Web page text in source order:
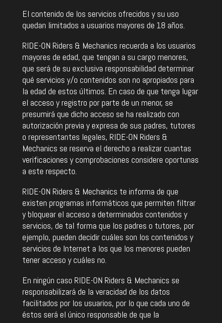
El contenido de los servicios ofrecidos y su uso
quedan limitados a usuarios mayores de 18 años.
RIDE-ON Riders & Mechanics recuerda a los usuarios
mayores de edad, que tengan a su cargo menores,
que será de su exclusiva responsabilidad determinar
qué servicios y/o contenidos son no apropiados para
la edad de estos últimos. En caso de que tenga lugar
el acceso y registro por parte de un menor, se
presumirá que dicho acceso se ha realizado con
autorización previa y expresa de sus padres, tutores
o representantes legales, RIDE-ON Riders &
Mechanics se reserva el derecho a realizar cuantas
verificaciones y comprobaciones considere oportunas
a este respecto.
RIDE-ON Riders & Mechanics te informa de que
existen programas informáticos que permiten filtrar
y bloquear el acceso a determinados contenidos y
servicios, de tal forma que los padres o tutores, por
ejemplo, pueden decidir cuáles son los contenidos y
servicios de Internet a los que los menores pueden
tener acceso y cuáles no.
En ningún caso RIDE-ON Riders & Mechanics se
responsabilizará de la veracidad de los datos
facilitados por los usuarios, por lo que cada uno de
éstos será el único responsable de que la